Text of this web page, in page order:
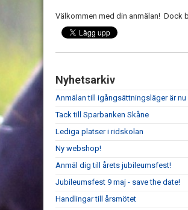
Välkommen med din anmälan! Dock
Nyhetsarkiv
Anmälan till igångsättningsläger är
Tack till Sparbanken Skåne
Lediga platser i ridskolan
Ny webshop!
Anmäl dig till årets jubileumsfest!
Jubileumsfest 9 maj - save the date!
Handlingar till årsmötet